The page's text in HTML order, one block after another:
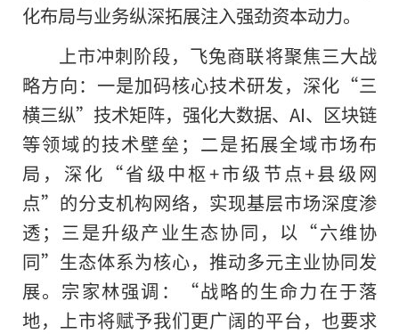
化布局与业务纵深拓展注入强劲资本动力。
上市冲刺阶段，飞兔商联将聚焦三大战
略方向：一是加码核心技术研发，深化“三
横三纵”技术矩阵，强化大数据、AI、区块链
等领域的技术壁垒；二是拓展全域市场布
局，深化“省级中枢+市级节点+县级网
点”的分支机构网络，实现基层市场深度渗
透；三是升级产业生态协同，以“六维协
同”生态体系为核心，推动多元主业协同发
展。宗家林强调：“战略的生命力在于落
地，上市将赋予我们更广阔的平台，也要求